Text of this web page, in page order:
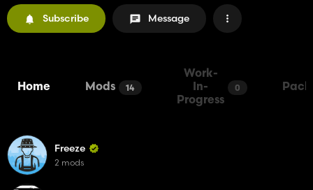
Subscribe Message
Home Mods 14
Work-
In-
Progress
0
Freeze
2 mods